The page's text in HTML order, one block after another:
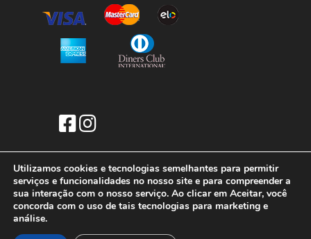
os Direitos Reservados |
Utilizamos cookies e tecnologias semelhantes para permitir
serviços e funcionalidades no nosso site e para compreender a
sua interação com o nosso serviço. Ao clicar em Aceitar, você
concorda com o uso de tais tecnologias para marketing e
análise.